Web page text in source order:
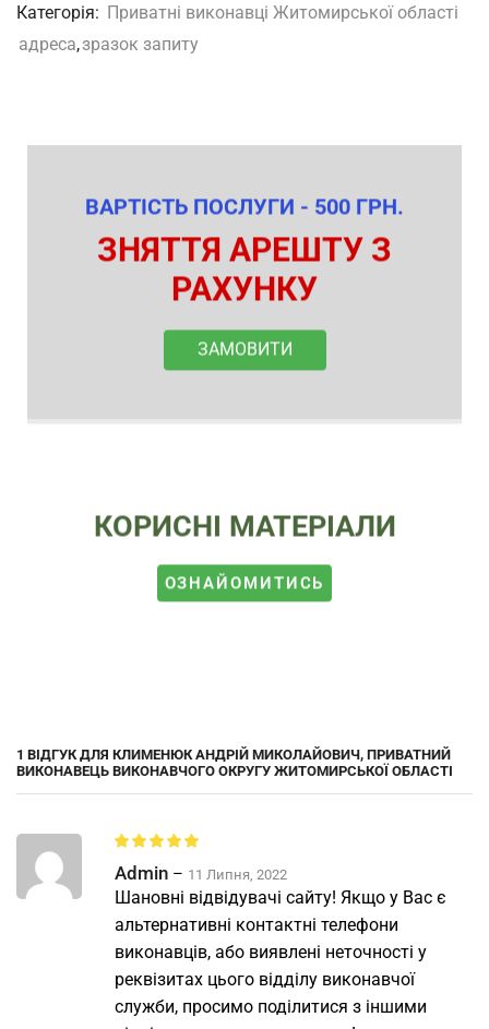
Категорія: Приватні виконавці Житомирської області
адреса,зразок запиту
ВАРТІСТЬ ПОСЛУГИ - 500 ГРН.
ЗНЯТТЯ АРЕШТУ З
РАХУНКУ
ЗАМОВИТИ
КОРИСНІ МАТЕРІАЛИ
ОЗНАЙОМИТИСЬ
1 ВІДГУК ДЛЯ КЛИМЕНЮК АНДРІЙ МИКОЛАЙОВИЧ, ПРИВАТНИЙ
ВИКОНАВЕЦЬ ВИКОНАВЧОГО ОКРУГУ ЖИТОМИРСЬКОЇ ОБЛАСТІ
Admin – 11 Липня, 2022
Шановні відвідувачі сайту! Якщо у Вас є
альтернативні контактні телефони
виконавців, або виявлені неточності у
реквізитах цього відділу виконавчої
служби, просимо поділитися з іншими